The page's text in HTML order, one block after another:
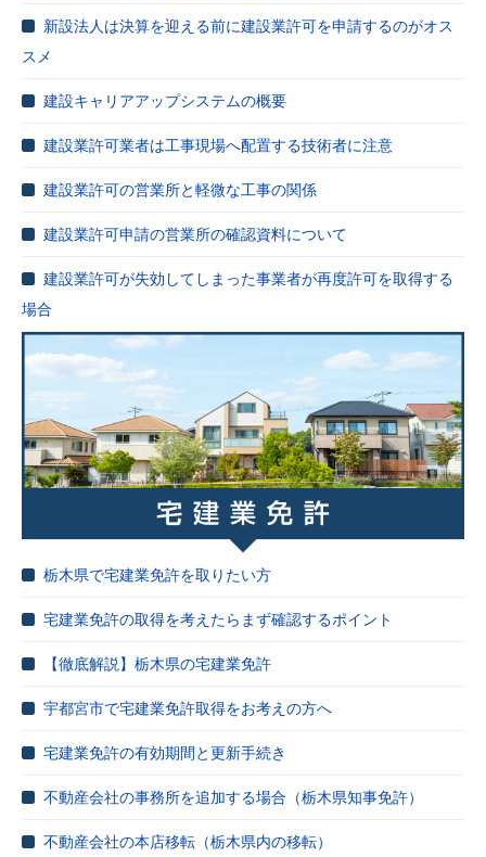
新設法人は決算を迎える前に建設業許可を申請するのがオス
スメ
建設キャリアアップシステムの概要
建設業許可業者は工事現場へ配置する技術者に注意
建設業許可の営業所と軽微な工事の関係
建設業許可申請の営業所の確認資料について
建設業許可が失効してしまった事業者が再度許可を取得する
場合
栃木県で宅建業免許を取りたい方
宅建業免許の取得を考えたらまず確認するポイント
【徹底解説】栃木県の宅建業免許
宇都宮市で宅建業免許取得をお考えの方へ
宅建業免許の有効期間と更新手続き
不動産会社の事務所を追加する場合（栃木県知事免許）
不動産会社の本店移転（栃木県内の移転）